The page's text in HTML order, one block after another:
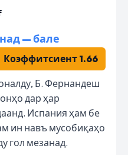
— бале
Коэффитсиент 1.66
Б. Фернандеш
дар ҳар
Испания ҳам бе
ин навъ мусобиқаҳо
гол мезанад.